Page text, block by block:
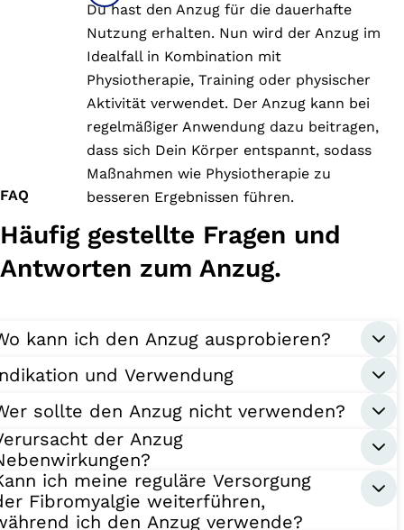
Du hast den Anzug für die dauerhafte
Nutzung erhalten. Nun wird der Anzug im
Idealfall in Kombination mit
Physiotherapie, Training oder physischer
Aktivität verwendet. Der Anzug kann bei
regelmäßiger Anwendung dazu beitragen,
dass sich Dein Körper entspannt, sodass
Maßnahmen wie Physiotherapie zu
besseren Ergebnissen führen.
FAQ
Häufig gestellte Fragen und
Antworten zum Anzug.
kann ich den Anzug ausprobieren?
und Verwendung
sollte den Anzug nicht verwenden?
der Anzug
ich meine reguläre Versorgung
Fibromyalgie weiterführen,
ich den Anzug verwende?